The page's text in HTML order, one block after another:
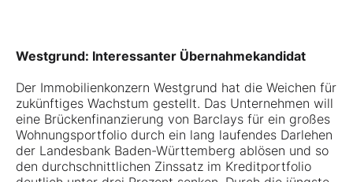
Westgrund: Interessanter Übernahmekandidat
Der Immobilienkonzern Westgrund hat die Weichen für
zukünftiges Wachstum gestellt. Das Unternehmen will
eine Brückenfinanzierung von Barclays für ein großes
Wohnungsportfolio durch ein lang laufendes Darlehen
der Landesbank Baden-Württemberg ablösen und so
den durchschnittlichen Zinssatz im Kreditportfolio